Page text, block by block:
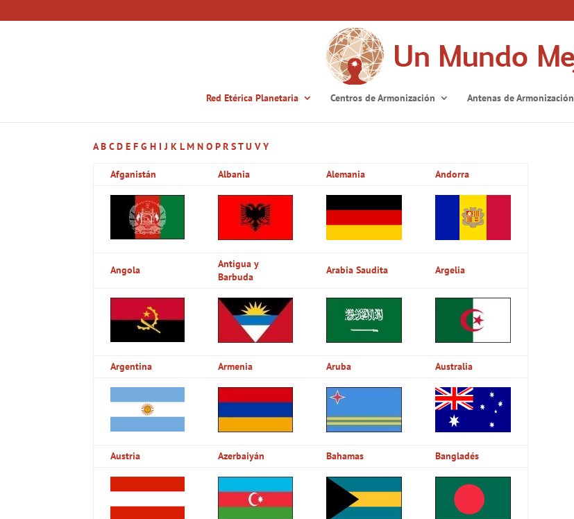
Red Etérica Planetaria Centros de Armonización Antenas de Armonización
A B C D E F G H I J K L M N O P R ST U V Y
Afganistán Albania Alemania Andorra
Angola
Antigua y
Barbuda
Arabia Saudita Argelia
Argentina Armenia Aruba Australia
Austria Azerbaiyán Bahamas Bangladés